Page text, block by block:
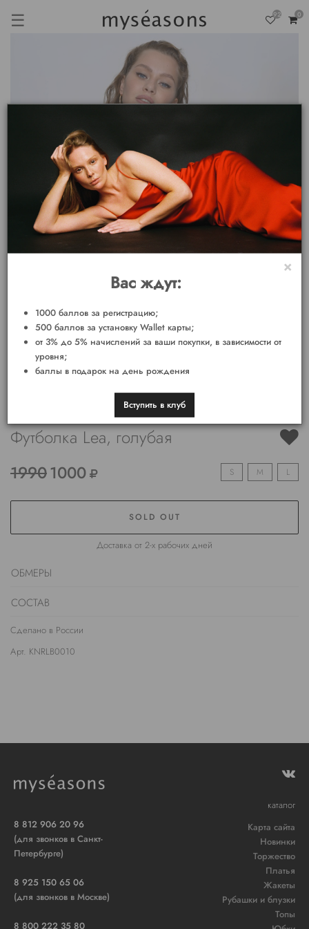
☰ 92 0
Футболка Lea, голубая
19901000 S M L
SOLD OUT
Доставка от 2-х рабочих дней
ОБМЕРЫ
СОСТАВ
Сделано в России
Арт. KNRLB0010
8 812 906 20 96
(для звонков в Санкт-
Петербурге)
8 925 150 65 06
(для звонков в Москве)
8 800 222 35 80
каталог
Карта сайта
Новинки
Торжество
Платья
Жакеты
Рубашки и блузки
Топы
×
Вас ждут:
1000 баллов за регистрацию;
500 баллов за установку Wallet карты;
от 3% до 5% начислений за ваши покупки, в зависимости от
уровня;
баллы в подарок на день рождения
Вступить в клуб